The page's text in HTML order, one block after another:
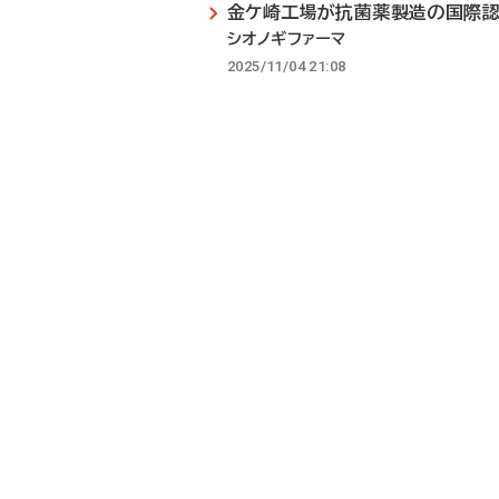
金ケ崎工場が抗菌薬製造の国際
シオノギファーマ
2025/11/04 21:08